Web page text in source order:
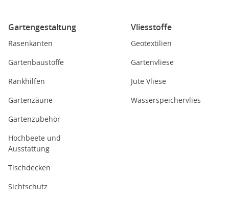
Gartengestaltung
Rasenkanten
Gartenbaustoffe
Rankhilfen
Gartenzäune
Gartenzubehör
Hochbeete und
Ausstattung
Tischdecken
Sichtschutz
Vliesstoffe
Geotextilien
Gartenvliese
Jute Vliese
Wasserspeichervlies